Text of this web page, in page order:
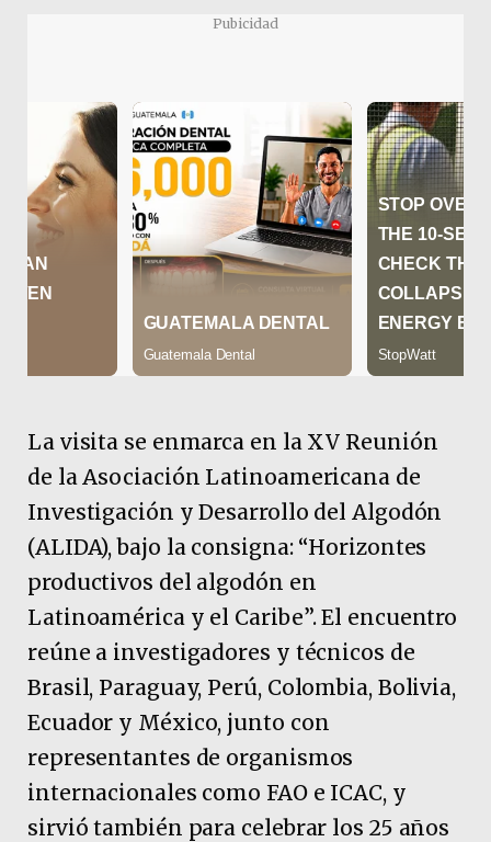
Pubicidad
La visita se enmarca en la XV Reunión
de la Asociación Latinoamericana de
Investigación y Desarrollo del Algodón
(ALIDA), bajo la consigna: “Horizontes
productivos del algodón en
Latinoamérica y el Caribe”. El encuentro
reúne a investigadores y técnicos de
Brasil, Paraguay, Perú, Colombia, Bolivia,
Ecuador y México, junto con
representantes de organismos
internacionales como FAO e ICAC, y
sirvió también para celebrar los 25 años